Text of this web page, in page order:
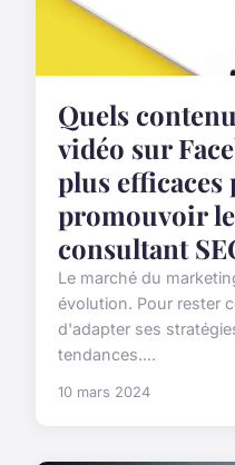
Quels
vidéo sur
plus efficaces
promouvoir
consultant
Le marché du
évolution. Pour rester
d'adapter ses
tendances....
10 mars 2024